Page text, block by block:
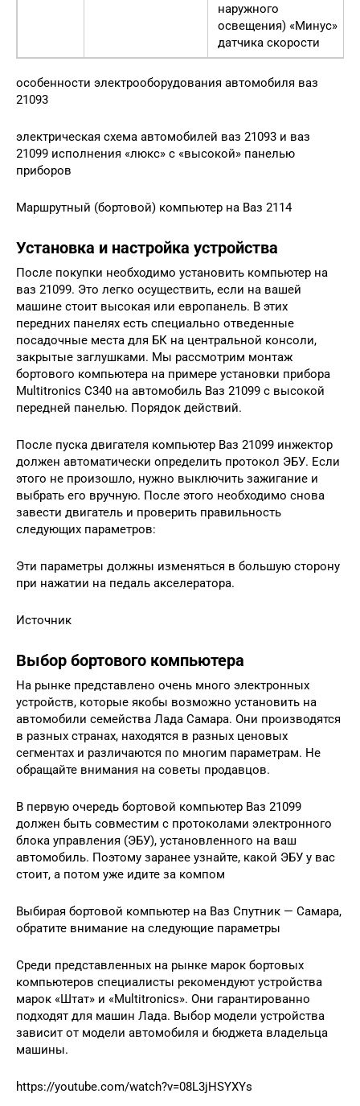
наружного
освещения) «Минус»
датчика скорости
особенности электрооборудования автомобиля ваз
21093
электрическая схема автомобилей ваз 21093 и ваз
21099 исполнения «люкс» с «высокой» панелью
приборов
Маршрутный (бортовой) компьютер на Ваз 2114
Установка и настройка устройства
После покупки необходимо установить компьютер на
ваз 21099. Это легко осуществить, если на вашей
машине стоит высокая или европанель. В этих
передних панелях есть специально отведенные
посадочные места для БК на центральной консоли,
закрытые заглушками. Мы рассмотрим монтаж
бортового компьютера на примере установки прибора
Multitronics C340 на автомобиль Ваз 21099 с высокой
передней панелью. Порядок действий.
После пуска двигателя компьютер Ваз 21099 инжектор
должен автоматически определить протокол ЭБУ. Если
этого не произошло, нужно выключить зажигание и
выбрать его вручную. После этого необходимо снова
завести двигатель и проверить правильность
следующих параметров:
Эти параметры должны изменяться в большую сторону
при нажатии на педаль акселератора.
Источник
Выбор бортового компьютера
На рынке представлено очень много электронных
устройств, которые якобы возможно установить на
автомобили семейства Лада Самара. Они производятся
в разных странах, находятся в разных ценовых
сегментах и различаются по многим параметрам. Не
обращайте внимания на советы продавцов.
В первую очередь бортовой компьютер Ваз 21099
должен быть совместим с протоколами электронного
блока управления (ЭБУ), установленного на ваш
автомобиль. Поэтому заранее узнайте, какой ЭБУ у вас
стоит, а потом уже идите за компом
Выбирая бортовой компьютер на Ваз Спутник — Самара,
обратите внимание на следующие параметры
Среди представленных на рынке марок бортовых
компьютеров специалисты рекомендуют устройства
марок «Штат» и «Multitronics». Они гарантированно
подходят для машин Лада. Выбор модели устройства
зависит от модели автомобиля и бюджета владельца
машины.
https://youtube.com/watch?v=08L3jHSYXYs